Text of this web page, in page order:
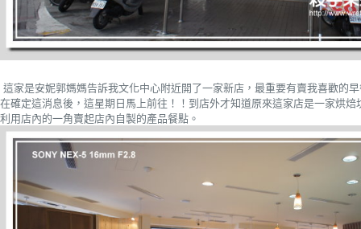
這家是安妮郭媽媽告訴我文化中心附近開了一家新店，最重要有賣我喜歡的
在確定這消息後，這星期日馬上前往！！到店外才知道原來這家店是一家烘焙
利用店內的一角賣起店內自製的產品餐點。